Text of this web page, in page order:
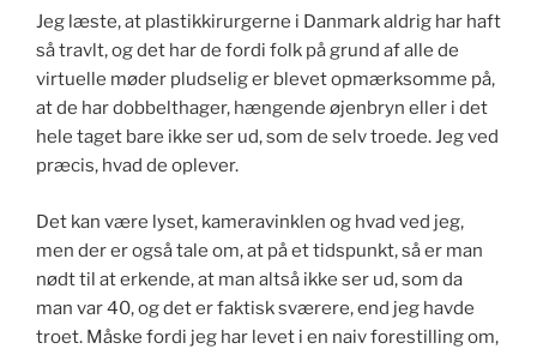
Jeg læste, at plastikkirurgerne i Danmark aldrig har haft
så travlt, og det har de fordi folk på grund af alle de
virtuelle møder pludselig er blevet opmærksomme på,
at de har dobbelthager, hængende øjenbryn eller i det
hele taget bare ikke ser ud, som de selv troede. Jeg ved
præcis, hvad de oplever.
Det kan være lyset, kameravinklen og hvad ved jeg,
men der er også tale om, at på et tidspunkt, så er man
nødt til at erkende, at man altså ikke ser ud, som da
man var 40, og det er faktisk sværere, end jeg havde
troet. Måske fordi jeg har levet i en naiv forestilling om,